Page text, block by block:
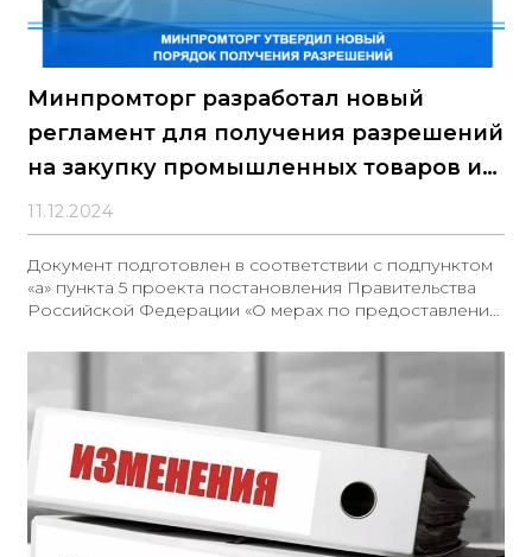
Минпромторг разработал новый
регламент для получения разрешений
на закупку промышленных товаров из
иностранных государств
11.12.2024
Документ подготовлен в соответствии с подпунктом
«а» пункта 5 проекта постановления Правительства
Российской Федерации «О мерах по предоставлению
закупок…», который вносит значительные изменения в
законодательство о закупках (актуальная версия от
Действующий порядок получения разрешений на
закупку импортных товаров будет отменен